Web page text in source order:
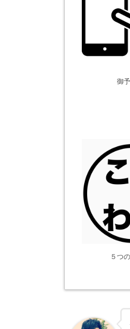
御
５つ